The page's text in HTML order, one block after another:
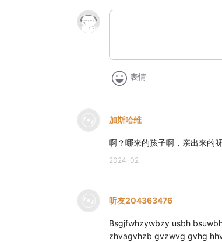
表情
加斯哈维
啊？哪来的孩子啊，亲出来的
2024-02
听友204363476
Bsgjfwhzywbzy usbh
zhvagvhzb gvzwvg gvhg